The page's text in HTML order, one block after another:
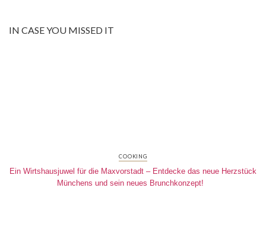
IN CASE YOU MISSED IT
COOKING
Ein Wirtshausjuwel für die Maxvorstadt – Entdecke das neue Herzstück
Münchens und sein neues Brunchkonzept!